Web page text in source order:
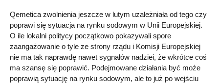
Qemetica zwolnienia jeszcze w lutym uzależniała od tego czy
poprawi się sytuacja na rynku sodowym w Unii Europejskiej.
O ile lokalni politycy początkowo pokazywali spore
zaangażowanie o tyle ze strony rządu i Komisji Europejskiej
nie ma tak naprawdę nawet sygnałów nadziei, że wkrótce coś
ma szansę się poprawić. Podejmowane działania być może
poprawią sytuację na rynku sodowym, ale to już po wejściu